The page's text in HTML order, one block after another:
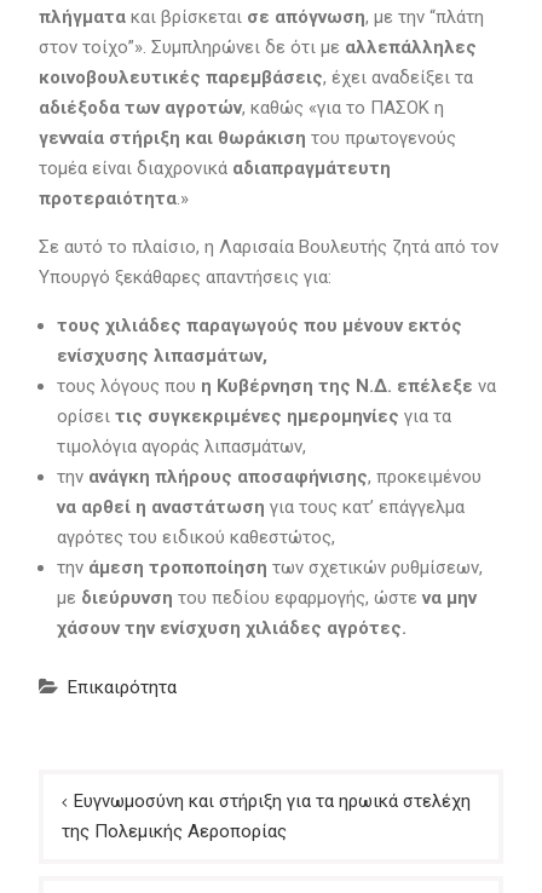
πλήγματακαι βρίσκεται σε απόγνωση, με την “πλάτη
στον τοίχο”». Συμπληρώνει δε ότι με αλλεπάλληλες
κοινοβουλευτικές παρεμβάσεις, έχει αναδείξει τα
αδιέξοδα των αγροτών, καθώς «για το ΠΑΣΟΚ η
γενναία στήριξη και θωράκιση του πρωτογενούς
τομέα είναι διαχρονικά αδιαπραγμάτευτη
προτεραιότητα.»
Σε αυτό το πλαίσιο, η Λαρισαία Βουλευτής ζητά από τον
Υπουργό ξεκάθαρες απαντήσεις για:
τους χιλιάδες παραγωγούς που μένουν εκτός
ενίσχυσης λιπασμάτων,
τους λόγους που η Κυβέρνηση της Ν.Δ. επέλεξε να
ορίσει τις συγκεκριμένες ημερομηνίες για τα
τιμολόγια αγοράς λιπασμάτων,
την ανάγκη πλήρους αποσαφήνισης, προκειμένου
να αρθεί η αναστάτωση για τους κατ’ επάγγελμα
αγρότες του ειδικού καθεστώτος,
την άμεση τροποποίηση των σχετικών ρυθμίσεων,
με διεύρυνση του πεδίου εφαρμογής, ώστενα μην
χάσουν την ενίσχυση χιλιάδες αγρότες.
Επικαιρότητα
Πλοήγηση
άρθρων
Ευγνωμοσύνη και στήριξη για τα ηρωικά στελέχη
της Πολεμικής Αεροπορίας